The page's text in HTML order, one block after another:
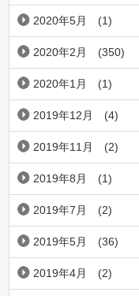
2020年5月 (1)
2020年2月 (350)
2020年1月 (1)
2019年12月 (4)
2019年11月 (2)
2019年8月 (1)
2019年7月 (2)
2019年5月 (36)
2019年4月 (2)